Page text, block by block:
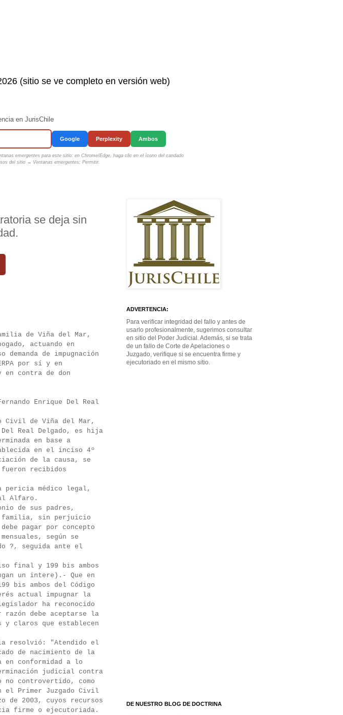
(sitio se ve completo en versión web)
en JurisChile
Google Perplexity Ambos
emergentes para este sitio: en Chrome/Edge, haga clic en el ícono del candado
del sitio → Ventanas emergentes: Permitir.
se deja sin
de Viña del Mar,
actuando en
demanda de impugnación
por sí y en
y en contra de don
Enrique Del Real
Civil de Viña del Mar,
Del Real Delgado, es hija
en base a
en el inciso 4º
de la causa, se
recibidos
pericia médico legal,
Alfaro.
de sus padres,
familia, sin perjuicio
pagar por concepto
según se
?, seguida ante el
final y 199 bis ambos
un intere).- Que en
bis ambos del Código
actual impugnar la
ha reconocido
razón debe aceptarse la
y claros que establecen
resolvió: "Atendido el
de nacimiento de la
conformidad a lo
judicial contra
no controvertido, como
el Primer Juzgado Civil
de 2003, cuyos recursos
firme o ejecutoriada.
ADVERTENCIA:
Para verificar integridad del fallo y antes de
usarlo profesionalmente, sugerimos consultar
en sitio del Poder Judicial. Además, si se trata
de un fallo de Corte de Apelaciones o
Juzgado, verifique si se encuentra firme y
ejecutoriado en el mismo sitio.
DE NUESTRO BLOG DE DOCTRINA